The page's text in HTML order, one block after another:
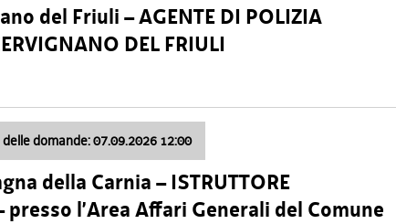
del Friuli – AGENTE DI POLIZIA
DEL FRIULI
domande: 07.09.2026 12:00
della Carnia – ISTRUTTORE
presso l’Area Affari Generali del Comune